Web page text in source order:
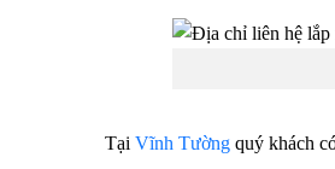
Tại Vĩnh Tường quý khách